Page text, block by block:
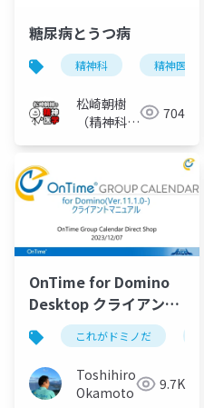
糖尿病とうつ病
精神科 精神医学
松崎朝樹
（精神科
704
OnTime for Domino
Desktop クライアント
マニュアルこれがドミノだ
Toshihiro
Okamoto
9.7K